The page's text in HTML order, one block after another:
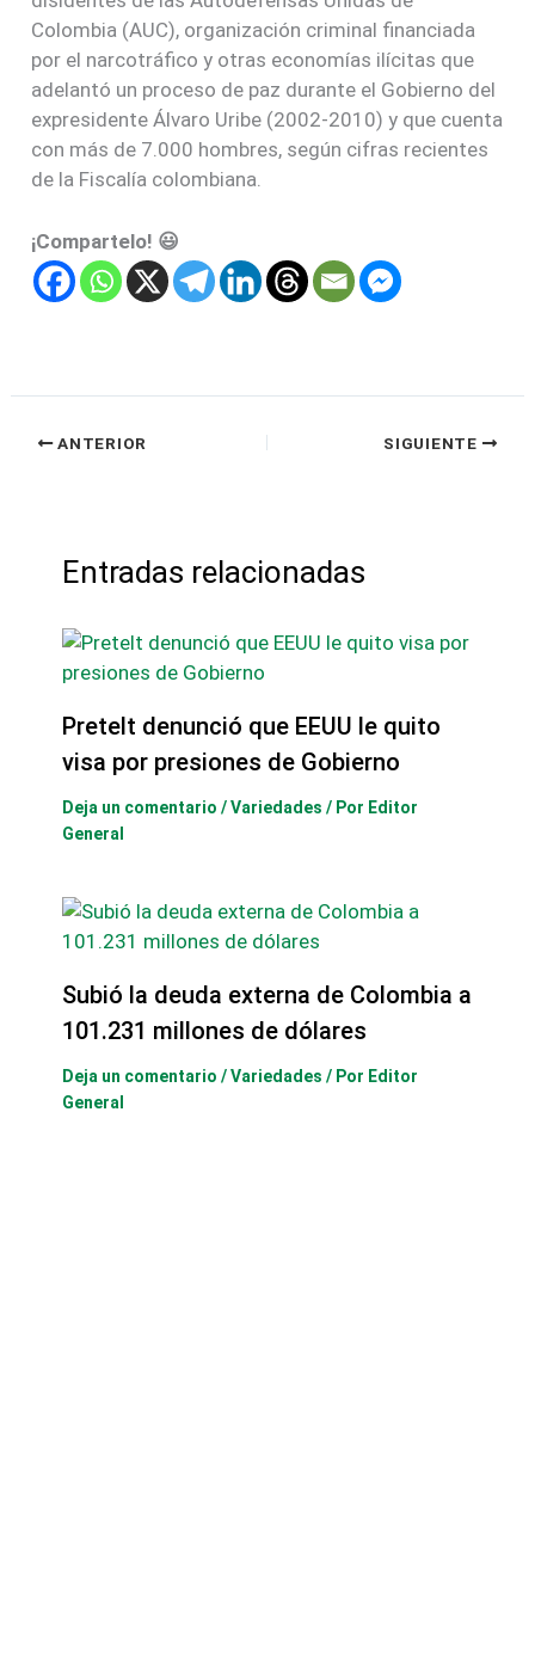
Colombia (AUC), organización criminal financiada
por el narcotráfico y otras economías ilícitas que
adelantó un proceso de paz durante el Gobierno del
expresidente Álvaro Uribe (2002-2010) y que cuenta
con más de 7.000 hombres, según cifras recientes
de la Fiscalía colombiana.
¡Compartelo! 😃
ANTERIOR SIGUIENTE
Entradas relacionadas
Pretelt denunció que EEUU le quito
visa por presiones de Gobierno
Deja un comentario /Variedades / Por Editor
General
Subió la deuda externa de Colombia a
101.231 millones de dólares
Deja un comentario /Variedades / Por Editor
General